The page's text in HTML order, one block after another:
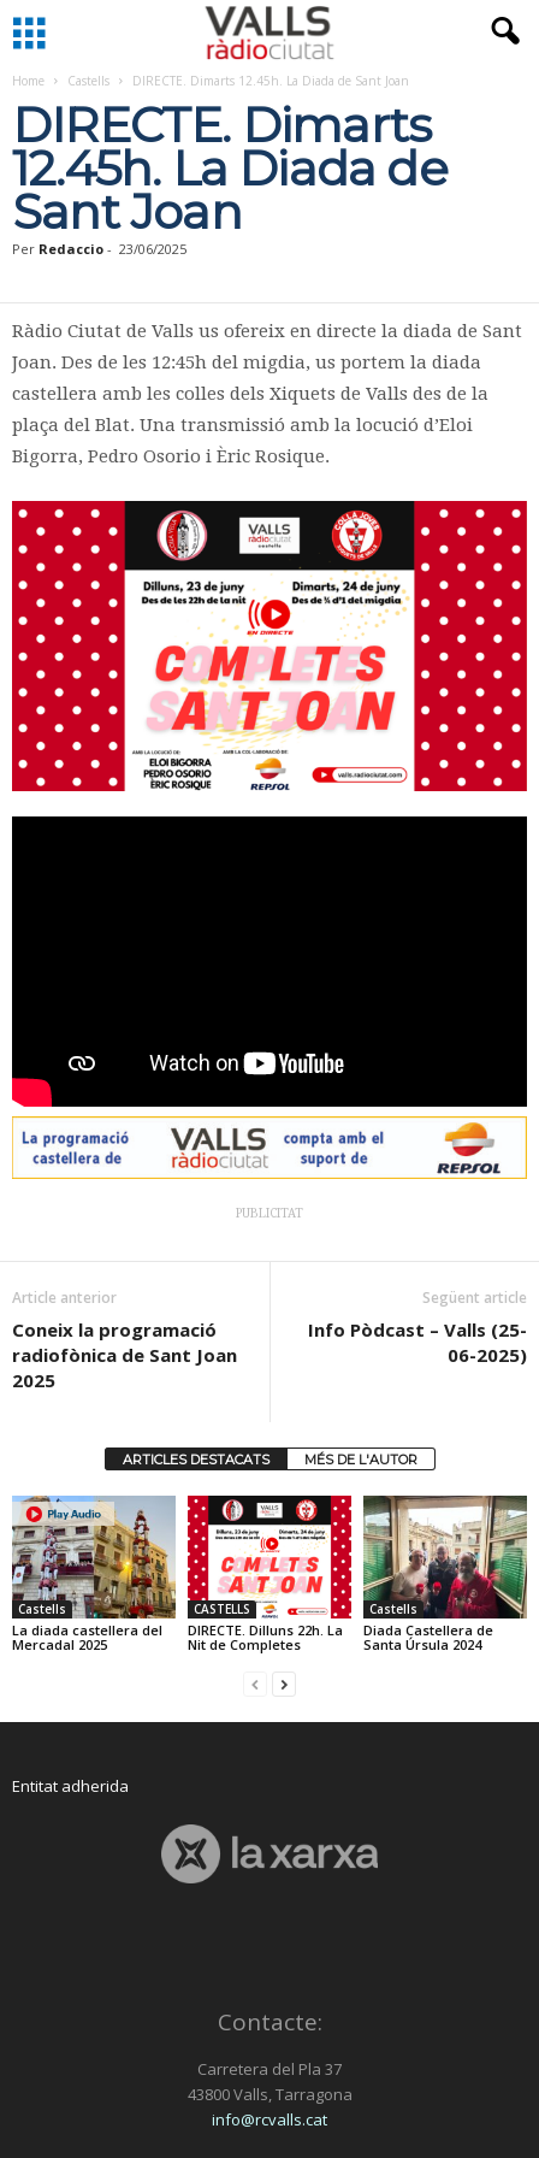
Home Castells DIRECTE. Dimarts 12.45h. La Diada de Sant Joan
DIRECTE. Dimarts
12.45h. La Diada de
Sant Joan
Per Redaccio - 23/06/2025
Ràdio Ciutat de Valls us ofereix en directe la diada de Sant
Joan. Des de les 12:45h del migdia, us portem la diada
castellera amb les colles dels Xiquets de Valls des de la
plaça del Blat. Una transmissió amb la locució d’Eloi
Bigorra, Pedro Osorio i Èric Rosique.
PUBLICITAT
Article anterior
Coneix la programació
radiofònica de Sant Joan
2025
Següent article
Info Pòdcast – Valls (25-
06-2025)
ARTICLES DESTACATS MÉS DE L'AUTOR
Castells
La diada castellera del
Mercadal 2025
CASTELLS
DIRECTE. Dilluns 22h. La
Nit de Completes
Castells
Diada Castellera de
Santa Úrsula 2024
Entitat adherida
Contacte:
Carretera del Pla 37
43800 Valls, Tarragona
info@rcvalls.cat